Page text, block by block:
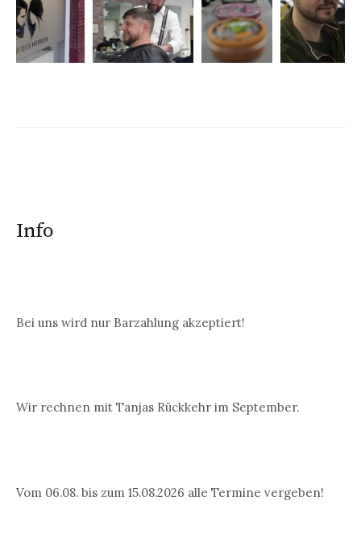
Info
Bei uns wird nur Barzahlung akzeptiert!
Wir rechnen mit Tanjas Rückkehr im September.
Vom 06.08. bis zum 15.08.2026 alle Termine vergeben!